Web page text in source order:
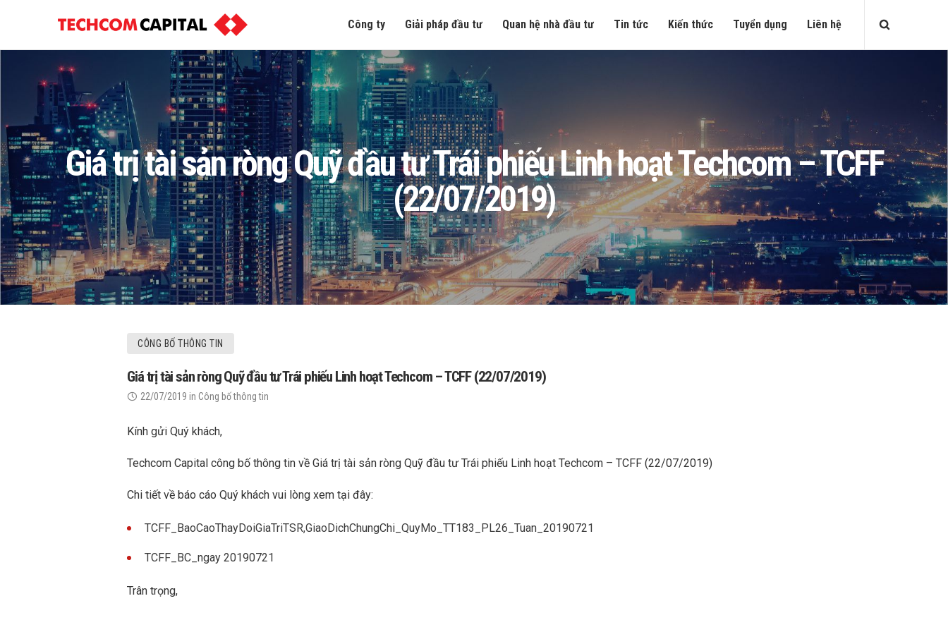
Công ty Giải pháp đầu tư Quan hệ nhà đầu tư Tin tức Kiến thức Tuyển dụng Liên hệ
Giá trị tài sản ròng Quỹ đầu tư Trái phiếu Linh hoạt Techcom – TCFF
(22/07/2019)
CÔNG BỐ THÔNG TIN
Giá trị tài sản ròng Quỹ đầu tư Trái phiếu Linh hoạt Techcom – TCFF (22/07/2019)
22/07/2019 in Công bố thông tin
Kính gửi Quý khách,
Techcom Capital công bố thông tin về Giá trị tài sản ròng Quỹ đầu tư Trái phiếu Linh hoạt Techcom – TCFF (22/07/2019)
Chi tiết về báo cáo Quý khách vui lòng xem tại đây:
TCFF_BaoCaoThayDoiGiaTriTSR,GiaoDichChungChi_QuyMo_TT183_PL26_Tuan_20190721
TCFF_BC_ngay 20190721
Trân trọng,